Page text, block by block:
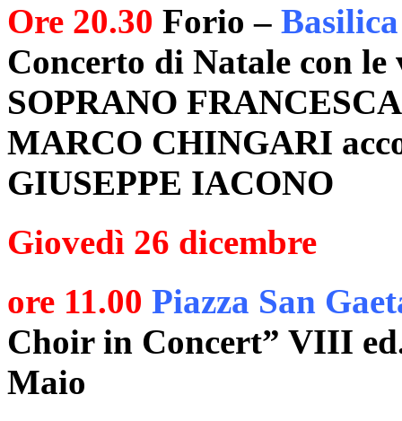
Ore 20.30 Forio –
Concerto di Natale con
SOPRANO
MARCO CHINGARI
GIUSEPPE IACONO
Giovedì 26 dicembre
ore 11.00 Piazza San
Choir in Concert” VIII
Maio